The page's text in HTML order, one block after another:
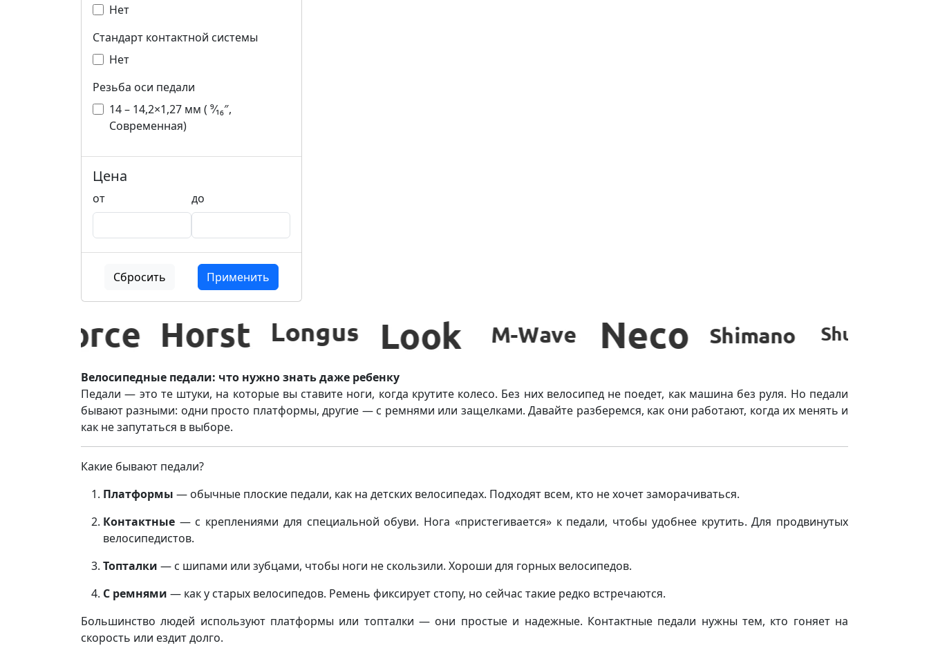
Нет
Стандарт контактной системы
Нет
Резьба оси педали
14 – 14,2×1,27 мм ( ⁹⁄₁₆″,
Современная)
Цена
от до
Сбросить Применить
Велосипедные педали: что нужно знать даже ребенку
Педали — это те штуки, на которые вы ставите ноги, когда крутите колесо. Без них велосипед не поедет, как машина без руля. Но педали
бывают разными: одни просто платформы, другие — с ремнями или защелками. Давайте разберемся, как они работают, когда их менять и
как не запутаться в выборе.
Какие бывают педали?
Платформы — обычные плоские педали, как на детских велосипедах. Подходят всем, кто не хочет заморачиваться.
Контактные — с креплениями для специальной обуви. Нога «пристегивается» к педали, чтобы удобнее крутить. Для продвинутых
велосипедистов.
Топталки — с шипами или зубцами, чтобы ноги не скользили. Хороши для горных велосипедов.
С ремнями — как у старых велосипедов. Ремень фиксирует стопу, но сейчас такие редко встречаются.
Большинство людей используют платформы или топталки — они простые и надежные. Контактные педали нужны тем, кто гоняет на
скорость или ездит долго.